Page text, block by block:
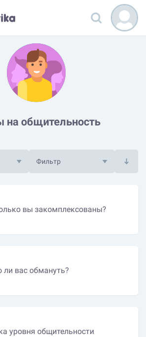
на общительность
Фильтр
вы закомплексованы?
ли вас обмануть?
уровня общительности